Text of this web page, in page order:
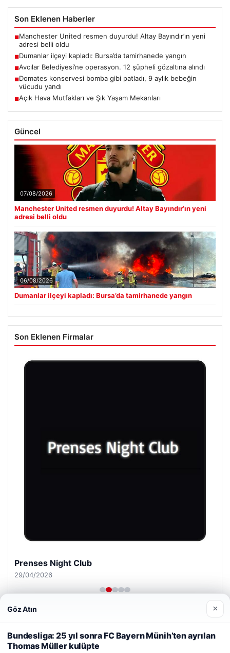
Son Eklenen Haberler
■Manchester United resmen duyurdu! Altay Bayındır’ın yeni
adresi belli oldu
■Dumanlar ilçeyi kapladı: Bursa’da tamirhanede yangın
■Avcılar Belediyesi’ne operasyon. 12 şüpheli gözaltına alındı
■Domates konservesi bomba gibi patladı, 9 aylık bebeğin
vücudu yandı
■Açık Hava Mutfakları ve Şık Yaşam Mekanları
Güncel
07/08/2026
Manchester United resmen duyurdu! Altay Bayındır’ın yeni
adresi belli oldu
06/08/2026
Dumanlar ilçeyi kapladı: Bursa’da tamirhanede yangın
Son Eklenen Firmalar
Prenses Night Club
29/04/2026
kullanıyoruz.Çerez Politikamız
Göz Atın ×
Bundesliga: 25 yıl sonra FC Bayern Münih’ten ayrılan
Thomas Müller kulüpte